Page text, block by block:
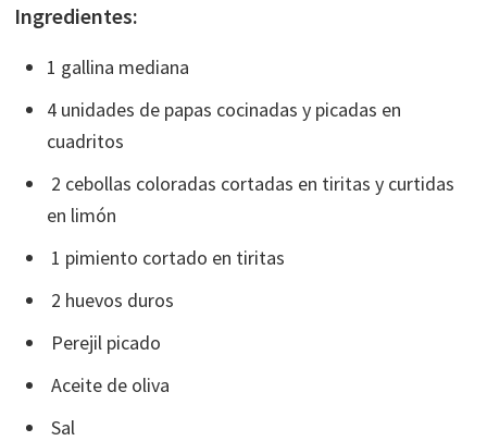
Ingredientes:
1 gallina mediana
4 unidades de papas cocinadas y picadas en
cuadritos
2 cebollas coloradas cortadas en tiritas y curtidas
en limón
1 pimiento cortado en tiritas
2 huevos duros
Perejil picado
Aceite de oliva
Sal